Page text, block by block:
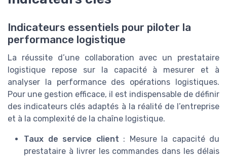
Indicateurs essentiels pour piloter la
performance logistique
La réussite d’une collaboration avec un prestataire
logistique repose sur la capacité à mesurer et à
analyser la performance des opérations logistiques.
Pour une gestion efficace, il est indispensable de définir
des indicateurs clés adaptés à la réalité de l’entreprise
et à la complexité de la chaîne logistique.
Taux de service client : Mesure la capacité du
prestataire à livrer les commandes dans les délais